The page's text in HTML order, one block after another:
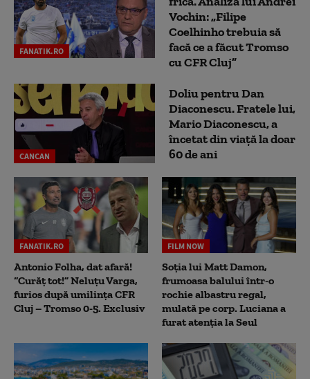
FANATIK.RO
Vochin: „Filipe
Coelhinho trebuia să
facă ce a făcut Tromso
cu CFR Cluj”
CANCAN
Doliu pentru Dan
Diaconescu. Fratele lui,
Mario Diaconescu, a
încetat din viață la doar
60 de ani
FANATIK.RO
Antonio Folha, dat afară!
“Curăț tot!” Neluțu Varga,
furios după umilința CFR
Cluj – Tromso 0-5. Exclusiv
FILM NOW
Soția lui Matt Damon,
frumoasa balului într-o
rochie albastru regal,
mulată pe corp. Luciana a
furat atenția la Seul